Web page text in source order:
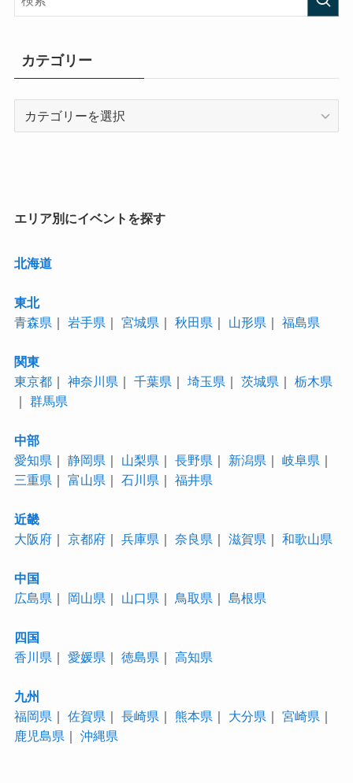
カテゴリー
エリア別にイベントを探す
北海道
東北
青森県
岩手県 宮城県 秋田県 山形県 福島県
関東
東京都｜ 神奈川県 千葉県 埼玉県 茨城県
栃木県
群馬県
中部
愛知県
静岡県 山梨県 長野県 新潟県 岐阜県
三重県
富山県 石川県 福井県
近畿
大阪府｜ 京都府｜ 兵庫県 奈良県 滋賀県 和歌山県
中国
広島県
岡山県 山口県 鳥取県 島根県
四国
香川県
愛媛県 徳島県 高知県
九州
福岡県
佐賀県 長崎県 熊本県 大分県 宮崎県
鹿児島県
沖縄県